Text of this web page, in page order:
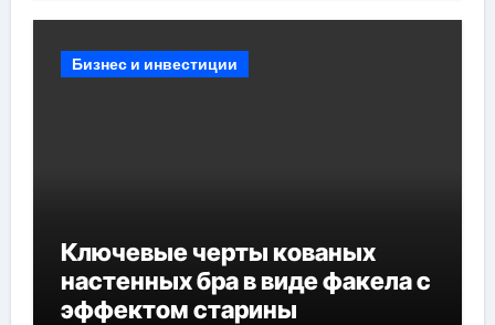
Бизнес и инвестиции
Ключевые черты кованых
настенных бра в виде факела с
эффектом старины